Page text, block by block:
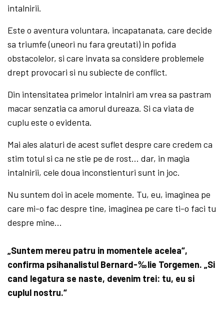
intalnirii.
Este o aventura voluntara, incapatanata, care decide
sa triumfe (uneori nu fara greutati) in pofida
obstacolelor, si care invata sa considere problemele
drept provocari si nu subiecte de conflict.
Din intensitatea primelor intalniri am vrea sa pastram
macar senzatia ca amorul dureaza. Si ca viata de
cuplu este o evidenta.
Mai ales alaturi de acest suflet despre care credem ca
stim totul si ca ne stie pe de rost… dar, in magia
intalnirii, cele doua inconstienturi sunt in joc.
Nu suntem doi in acele momente. Tu, eu, imaginea pe
care mi-o fac despre tine, imaginea pe care ti-o faci tu
despre mine…
„Suntem mereu patru in momentele acelea“,
confirma psihanalistul Bernard-‰lie Torgemen. „Si
cand legatura se naste, devenim trei: tu, eu si
cuplul nostru.“